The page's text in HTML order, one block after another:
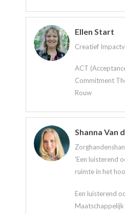
Ellen Start
Creatief
ACT
Commitment
Rouw
Shanna Van
'Een luisterend
ruimte in het
Een luisterend